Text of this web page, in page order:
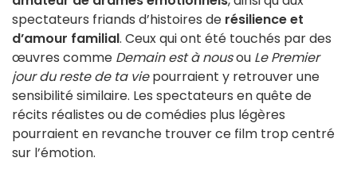
spectateurs friands d’histoires de résilience et
d’amour familial. Ceux qui ont été touchés par des
œuvres comme Demain est à nousou Le Premier
jour du reste de ta viepourraient y retrouver une
sensibilité similaire. Les spectateurs en quête de
récits réalistes ou de comédies plus légères
pourraient en revanche trouver ce film trop centré
sur l’émotion.